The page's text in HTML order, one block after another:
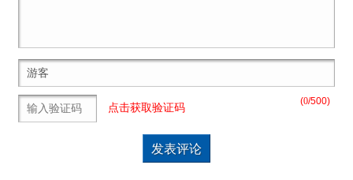
(0/500)
点击获取验证码